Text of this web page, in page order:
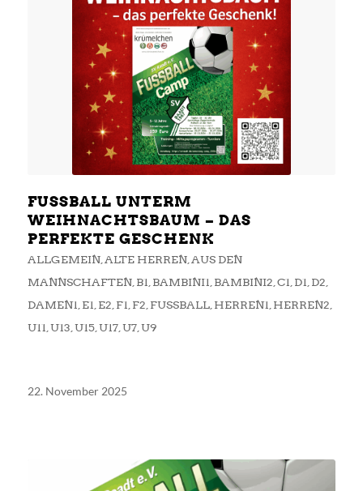
FUSSBALL UNTERM
WEIHNACHTSBAUM – DAS
PERFEKTE GESCHENK
ALLGEMEIN, ALTE HERREN, AUS DEN
MANNSCHAFTEN, B1 BAMBINI1 BAMBINI2 C1 D1 D2
DAMEN1 E1 E2 F1 F2 FUSSBALL , HERREN1 HERREN2
U11 U13 U15, U17, U7, U9
22. November 2025